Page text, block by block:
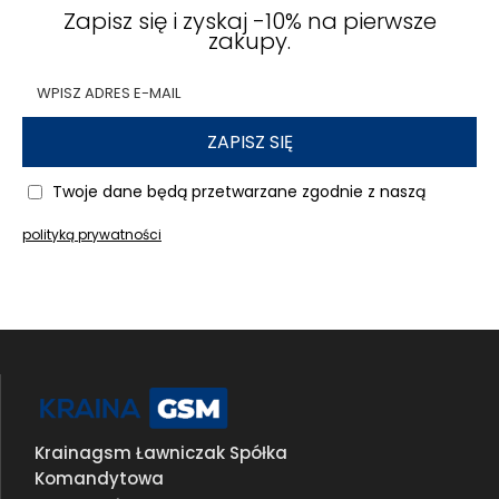
Zapisz się i zyskaj -10% na pierwsze
zakupy.
ZAPISZ SIĘ
Twoje dane będą przetwarzane zgodnie z naszą
polityką prywatności
Krainagsm Ławniczak Spółka
Komandytowa